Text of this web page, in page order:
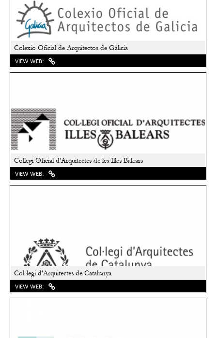
Colexio Oficial de Arquitectos de Galicia
VIEW WEB:
Collegi Oficial d'Arquitectes de les Illes Balears
VIEW WEB:
Col·legi d'Arquitectes de Catalunya
VIEW WEB: